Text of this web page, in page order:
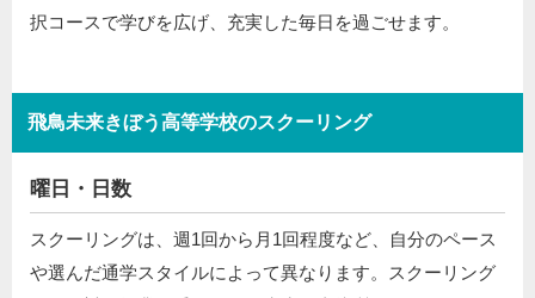
択コースで学びを広げ、充実した毎日を過ごせます。
飛鳥未来きぼう高等学校のスクーリング
曜日・日数
スクーリングは、週1回から月1回程度など、自分のペース
や選んだ通学スタイルによって異なります。スクーリング